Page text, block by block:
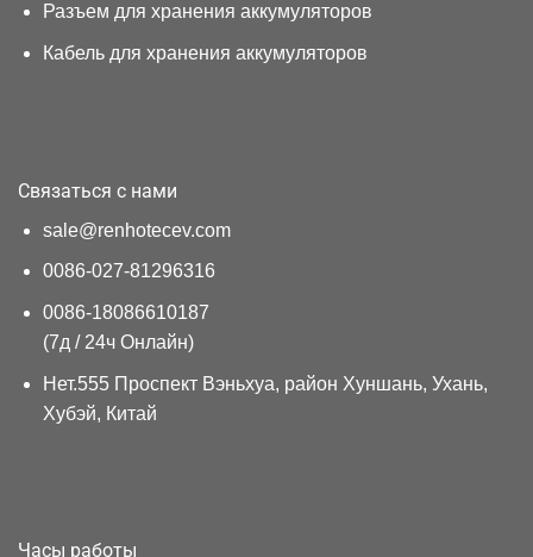
Разъем для хранения аккумуляторов
Кабель для хранения аккумуляторов
Связаться с нами
sale@renhotecev.com
0086-027-81296316
0086-18086610187
(7д / 24ч Онлайн)
Нет.555 Проспект Вэньхуа, район Хуншань, Ухань,
Хубэй, Китай
Часы работы